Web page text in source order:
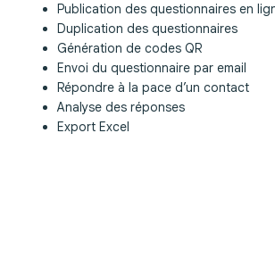
Publication des questionnaires en
Duplication des questionnaires
Génération de codes QR
Envoi du questionnaire par email
Répondre à la pace d’un contact
Analyse des réponses
Export Excel